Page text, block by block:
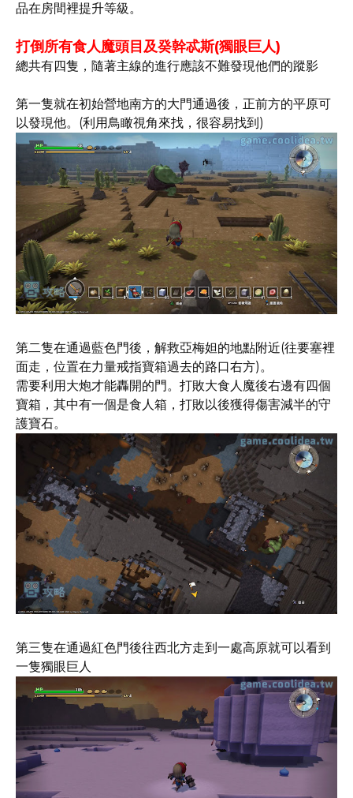
品在房間裡提升等級。
打倒所有食人魔頭目及癸幹忒斯(獨眼巨人)
總共有四隻，隨著主線的進行應該不難發現他們的蹤影
第一隻就在初始營地南方的大門通過後，正前方的平原可
以發現他。(利用鳥瞰視角來找，很容易找到)
第二隻在通過藍色門後，解救亞梅妲的地點附近(往要塞裡
面走，位置在力量戒指寶箱過去的路口右方)。
需要利用大炮才能轟開的門。打敗大食人魔後右邊有四個
寶箱，其中有一個是食人箱，打敗以後獲得傷害減半的守
護寶石。
第三隻在通過紅色門後往西北方走到一處高原就可以看到
一隻獨眼巨人